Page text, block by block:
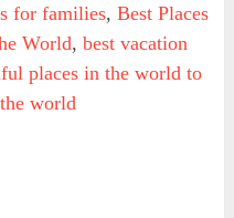
for families, Best Places
World, best vacation
places in the world to
world